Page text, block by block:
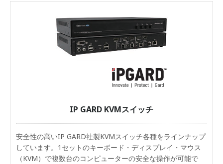
IP GARD KVMスイッチ
安全性の高いIP GARD社製KVMスイッチ各種をラインナップ
しています。1セットのキーボード・ディスプレイ・マウス
（KVM）で複数台のコンピューターの安全な操作が可能で